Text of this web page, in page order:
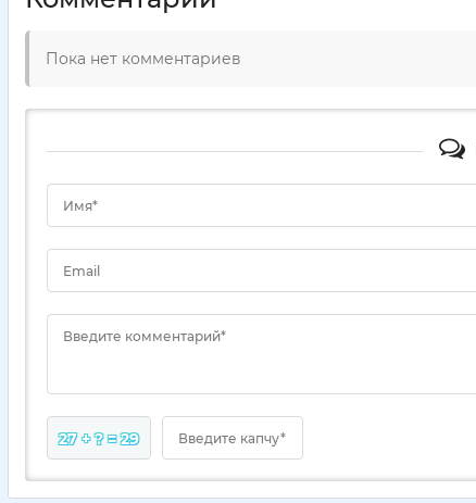
Пока нет комментариев
Имя*
Email
Введите комментарий*
27 + ? = 29 Введите капчу*